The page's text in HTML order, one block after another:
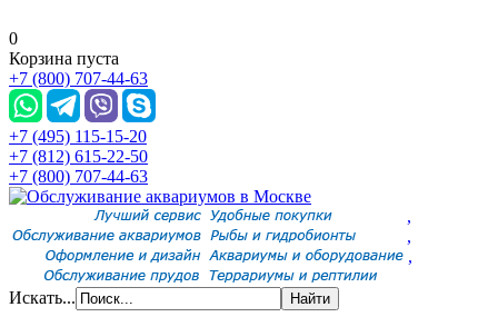
0
Корзина пуста
+7 (800) 707-44-63
+7 (495) 115-15-20
+7 (812) 615-22-50
+7 (800) 707-44-63
,
,
,
Искать...